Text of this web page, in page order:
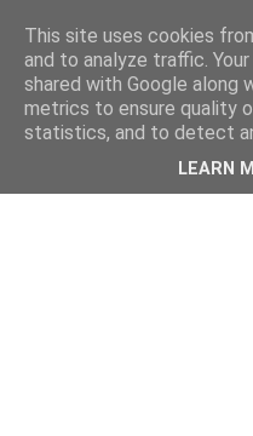
This site uses cookies
and to analyze traffic.
shared with Google along
metrics to ensure quality
statistics, and to detect
LEARN